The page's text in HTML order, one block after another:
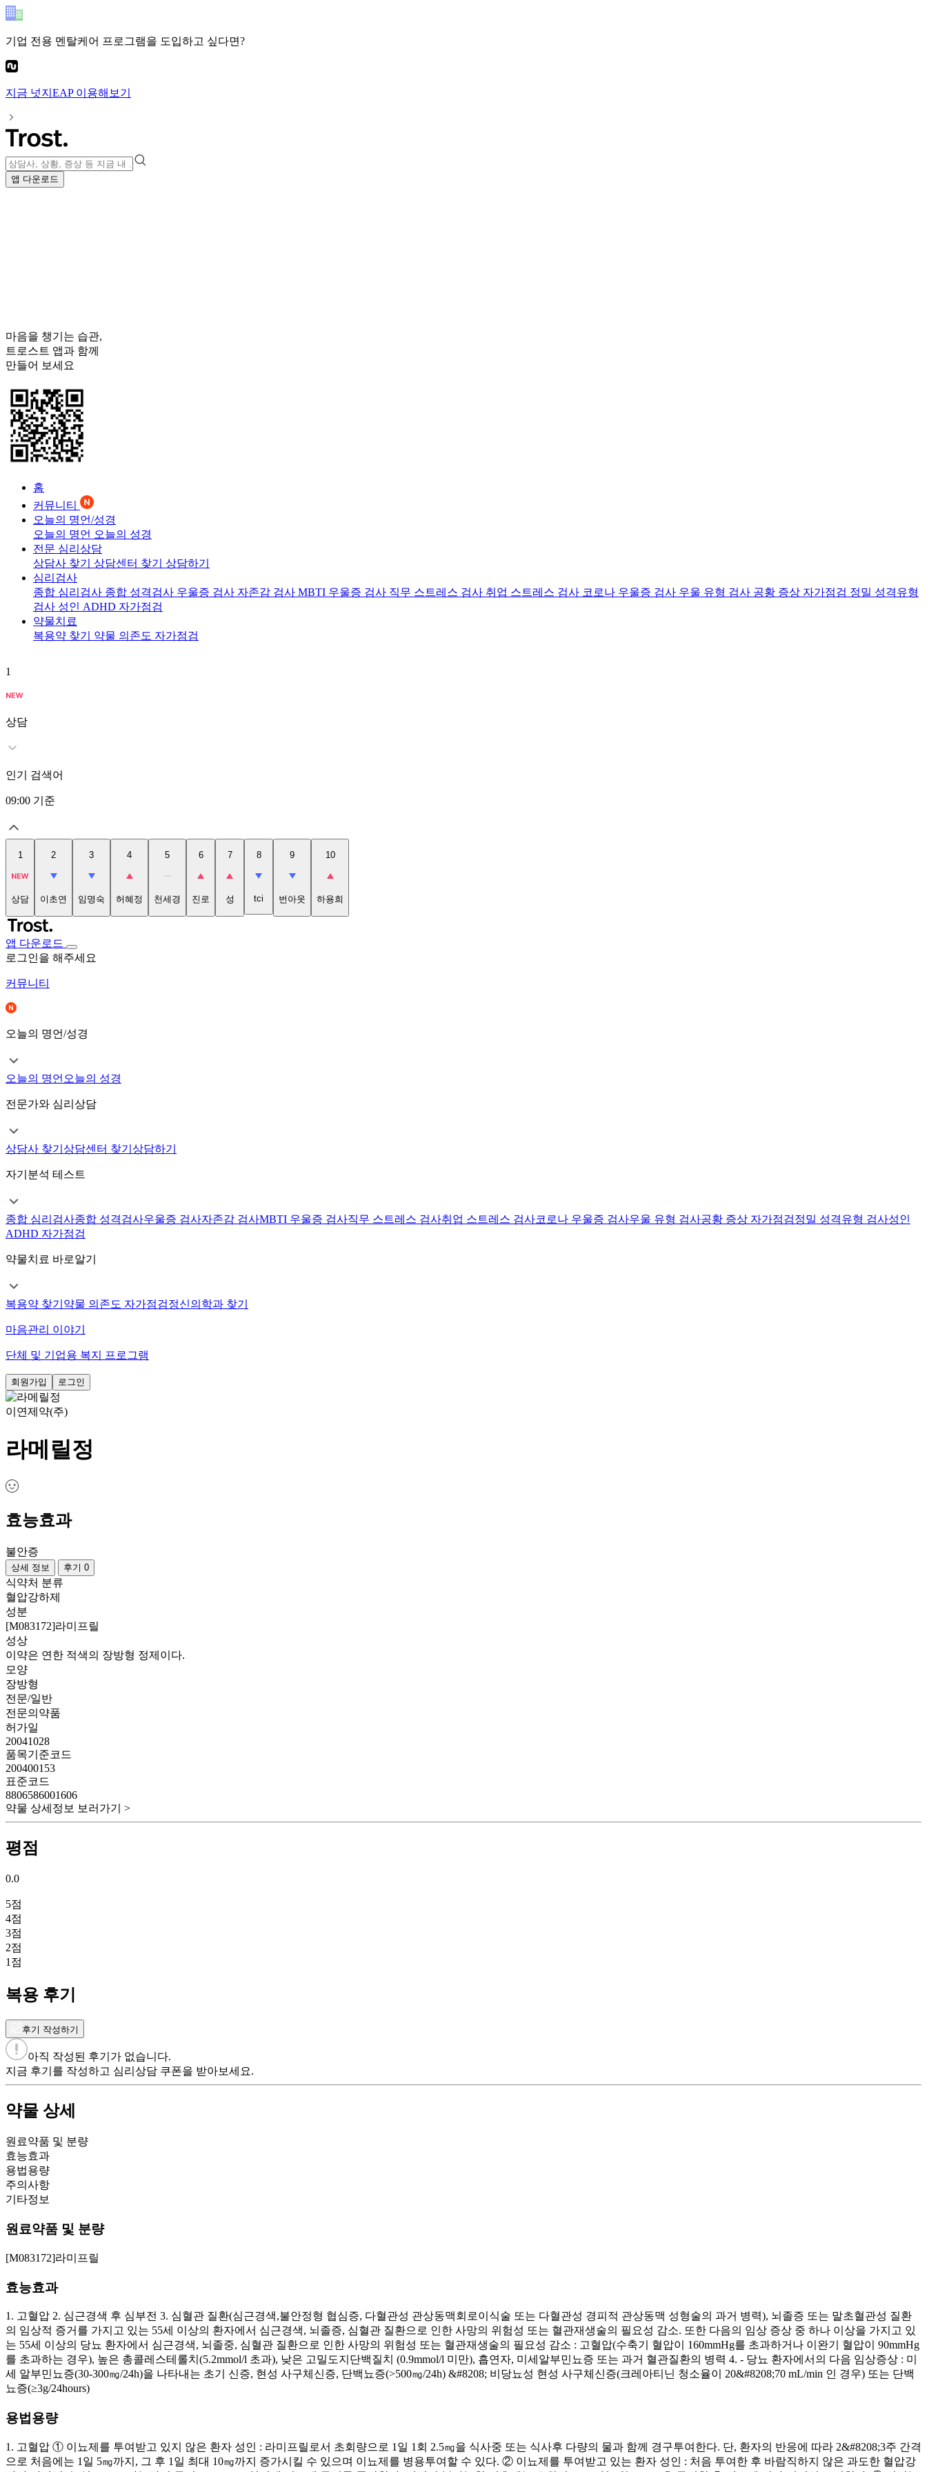
기업 전용 멘탈케어 프로그램을 도입하고 싶다면?
지금 넛지EAP이용해보기
앱 다운로드
마음을 챙기는 습관,
트로스트 앱과 함께
만들어 보세요
홈
커뮤니티
오늘의 명언/성경
오늘의 명언 오늘의 성경
전문 심리상담
상담사 찾기 상담센터 찾기 상담하기
심리검사
종합 심리검사 종합 성격검사 우울증 검사 자존감 검사 MBTI 우울증 검사 직무 스트레스 검사 취업 스트레스 검사 코로나 우울증 검사 우울 유형 검사 공황 증상 자가점검 정밀 성격유형
검사 성인 ADHD 자가점검
약물치료
복용약 찾기 약물 의존도 자가점검
1
상담
인기 검색어
09:00 기준
1
상담
2
이초연
3
임명숙
4
허혜정
5
천세경
6
진로
7
성
8
tci
9
번아웃
10
하용희
앱 다운로드
로그인을 해주세요
커뮤니티
오늘의 명언/성경
오늘의 명언 오늘의 성경
전문가와 심리상담
상담사 찾기 상담센터 찾기 상담하기
자기분석 테스트
종합 심리검사종합 성격검사우울증 검사자존감 검사MBTI 우울증 검사직무 스트레스 검사취업 스트레스 검사코로나 우울증 검사우울 유형 검사공황 증상 자가점검정밀 성격유형 검사성인
ADHD 자가점검
약물치료 바로알기
복용약 찾기 약물 의존도 자가점검정신의학과 찾기
마음관리 이야기
단체 및 기업용 복지 프로그램
회원가입 로그인
이연제약(주)
라메릴정
효능효과
불안증
상세 정보 후기 0
식약처 분류
혈압강하제
성분
[M083172]라미프릴
성상
이약은 연한 적색의 장방형 정제이다.
모양
장방형
전문/일반
전문의약품
허가일
20041028
품목기준코드
200400153
표준코드
8806586001606
약물 상세정보 보러가기 >
평점
0.0
5점
4점
3점
2점
1 점
복용 후기
후기 작성하기
아직 작성된 후기가 없습니다.
지금 후기를 작성하고 심리상담 쿠폰을 받아보세요.
약물 상세
원료약품 및 분량
효능효과
용법용량
주의사항
기타정보
원료약품 및 분량
[M083172]라미프릴
효능효과
1. 고혈압 2. 심근경색 후 심부전 3. 심혈관 질환(심근경색,불안정형 협심증, 다혈관성 관상동맥회로이식술 또는 다혈관성 경피적 관상동맥 성형술의 과거 병력), 뇌졸증 또는 말초혈관성 질환
의 임상적 증거를 가지고 있는 55세 이상의 환자에서 심근경색, 뇌졸증, 심혈관 질환으로 인한 사망의 위험성 또는 혈관재생술의 필요성 감소. 또한 다음의 임상 증상 중 하나 이상을 가지고 있
는 55세 이상의 당뇨 환자에서 심근경색, 뇌졸중, 심혈관 질환으로 인한 사망의 위험성 또는 혈관재생술의 필요성 감소 : 고혈압(수축기 혈압이 160mmHg를 초과하거나 이완기 혈압이 90mmHg
를 초과하는 경우), 높은 총콜레스테롤치(5.2mmol/l 초과), 낮은 고밀도지단백질치 (0.9mmol/l 미만), 흡연자, 미세알부민뇨증 또는 과거 혈관질환의 병력 4. ‐ 당뇨 환자에서의 다음 임상증상 : 미
세 알부민뇨증(30‐300㎎/24h)을 나타내는 초기 신증, 현성 사구체신증, 단백뇨증(>500㎎/24h) &#8208; 비당뇨성 현성 사구체신증(크레아티닌 청소율이 20&#8208;70 mL/min 인 경우) 또는 단백
뇨증(≥3g/24hours)
용법용량
1. 고혈압 ① 이뇨제를 투여받고 있지 않은 환자 성인 : 라미프릴로서 초회량으로 1일 1회 2.5㎎을 식사중 또는 식사후 다량의 물과 함께 경구투여한다. 단, 환자의 반응에 따라 2&#8208;3주 간격
으로 처음에는 1일 5㎎까지, 그 후 1일 최대 10㎎까지 증가시킬 수 있으며 이뇨제를 병용투여할 수 있다. ② 이뇨제를 투여받고 있는 환자 성인 : 처음 투여한 후 바람직하지 않은 과도한 혈압강